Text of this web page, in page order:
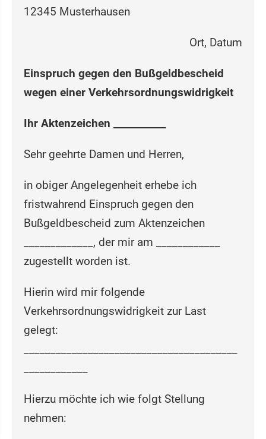
12345 Musterhausen
Ort, Datum
Einspruch gegen den Bußgeldbescheid
wegen einer Verkehrsordnungswidrigkeit
Ihr Aktenzeichen ___________
Sehr geehrte Damen und Herren,
in obiger Angelegenheit erhebe ich
fristwahrend Einspruch gegen den
Bußgeldbescheid zum Aktenzeichen
_____________, der mir am ____________
zugestellt worden ist.
Hierin wird mir folgende
Verkehrsordnungswidrigkeit zur Last
gelegt:
Hierzu möchte ich wie folgt Stellung
nehmen: